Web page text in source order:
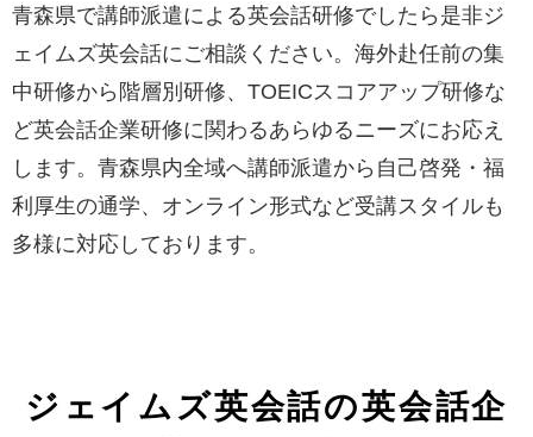
青森県で講師派遣による英会話研修でしたら是非ジ
ェイムズ英会話にご相談ください。海外赴任前の集
中研修から階層別研修、TOEICスコアアップ研修な
ど英会話企業研修に関わるあらゆるニーズにお応え
します。青森県内全域へ講師派遣から自己啓発・福
利厚生の通学、オンライン形式など受講スタイルも
多様に対応しております。
ジェイムズ英会話の英会話企